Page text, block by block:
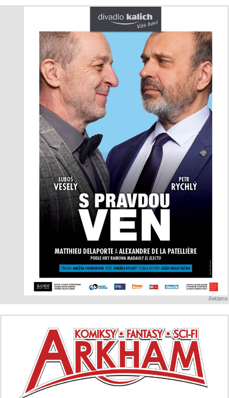
Reklama